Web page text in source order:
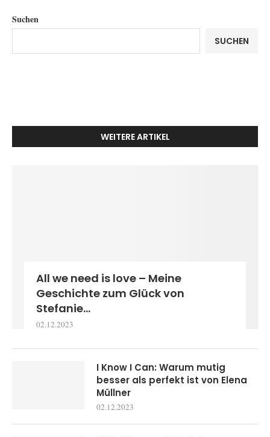
Suchen
SUCHEN
WEITERE ARTIKEL
All we need is love – Meine
Geschichte zum Glück von
Stefanie...
02.12.2023
I Know I Can: Warum mutig
besser als perfekt ist von Elena
Müllner
02.12.2023